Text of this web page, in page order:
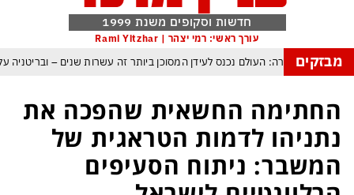
חדשות וסקופים משנת 1999
עורך ראשי: רמי יצהר | Rami Yitzhar
מבזקים
הבריטי מזהירה: העולם נכנס לעידן המסוכן ביותר זה עשרות שנים –
מי היה מאמין שבאר שבע תנצח את הכוכב האדום? בכוננות אדומה
פצצות מדויקות להתקפה ומיירטים להגנה – טראמפ נשאר רק עם ציוצי האיום
גרדום כמדיניות: כך הפכה ההוצאה להורג לכלי ההרתעה
החתימה החשאית שהפכה את
נתניהו לדמות הטראגית של
המשבר: ניתוח הסעיפים